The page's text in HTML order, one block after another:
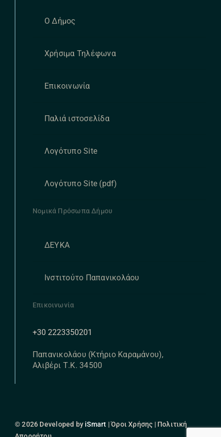
Ο Δήμος
Χρήσιμα Τηλέφωνα
Επικοινωνία
Παλιά ιστοσελίδα
Λογότυπο Site
Λογότυπο Site (pdf)
Νομικά Πρόσωπα Δήμου
ΔΕΥΚΑ
Ινστιτούτο Παπανικολάου
Επικοινωνία
+30 2223350201
Παπανικολάου (Κτήριο Καραμάνου),
Αλιβέρι Τ.Κ. 34500
© 2026 Developed by iSmart | Όροι Χρήσης | Πολιτική